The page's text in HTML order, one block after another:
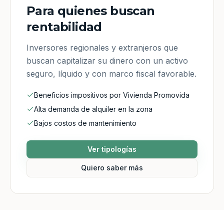
Para quienes buscan
rentabilidad
Inversores regionales y extranjeros que
buscan capitalizar su dinero con un activo
seguro, líquido y con marco fiscal favorable.
Beneficios impositivos por Vivienda Promovida
Alta demanda de alquiler en la zona
Bajos costos de mantenimiento
Ver tipologías
Quiero saber más